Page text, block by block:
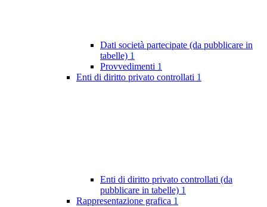
Dati società partecipate (da pubblicare in
tabelle) 1
Provvedimenti 1
Enti di diritto privato controllati 1
Enti di diritto privato controllati (da
pubblicare in tabelle) 1
Rappresentazione grafica 1